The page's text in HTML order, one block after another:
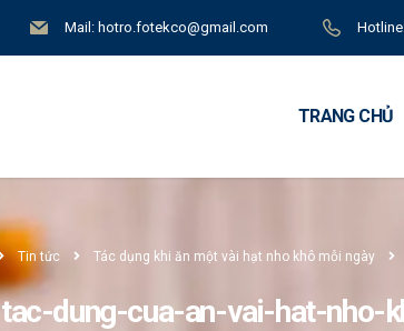
Mail: hotro.fotekco@gmail.com
TRANG CHỦ
Tin tức Tác dụng khi ăn một vài hạt nho khô mỗi ngày
tac-dung-cua-an-vai-hat-nho-